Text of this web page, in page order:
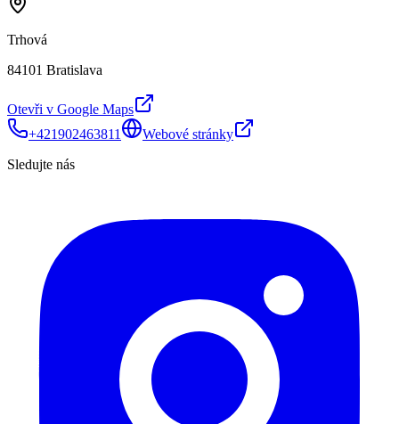
Trhová
84101 Bratislava
Otevři v Google Maps
+421902463811
Webové stránky
Sledujte nás